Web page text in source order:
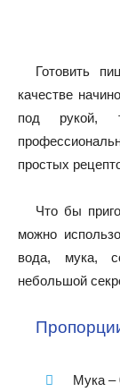
Готовить
качестве
под рукой,
простых
Что бы
можно
вода, мука,
небольшой
Мука –